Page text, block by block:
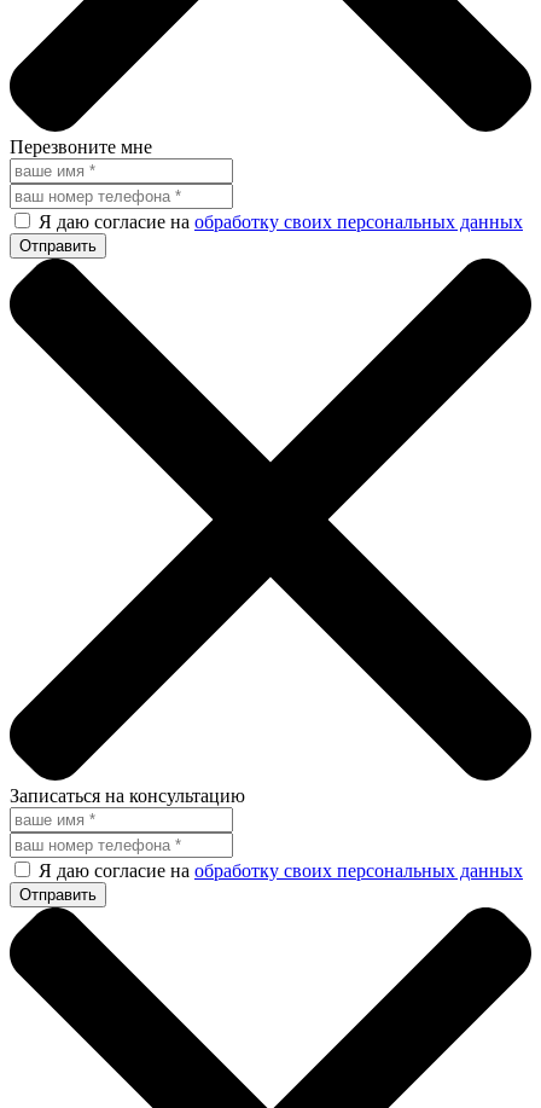
Перезвоните мне
Я даю согласие на обработку своих персональных данных
Записаться на консультацию
Я даю согласие на обработку своих персональных данных